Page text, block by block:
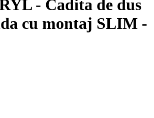
- Cadita de dus
cu montaj SLIM -